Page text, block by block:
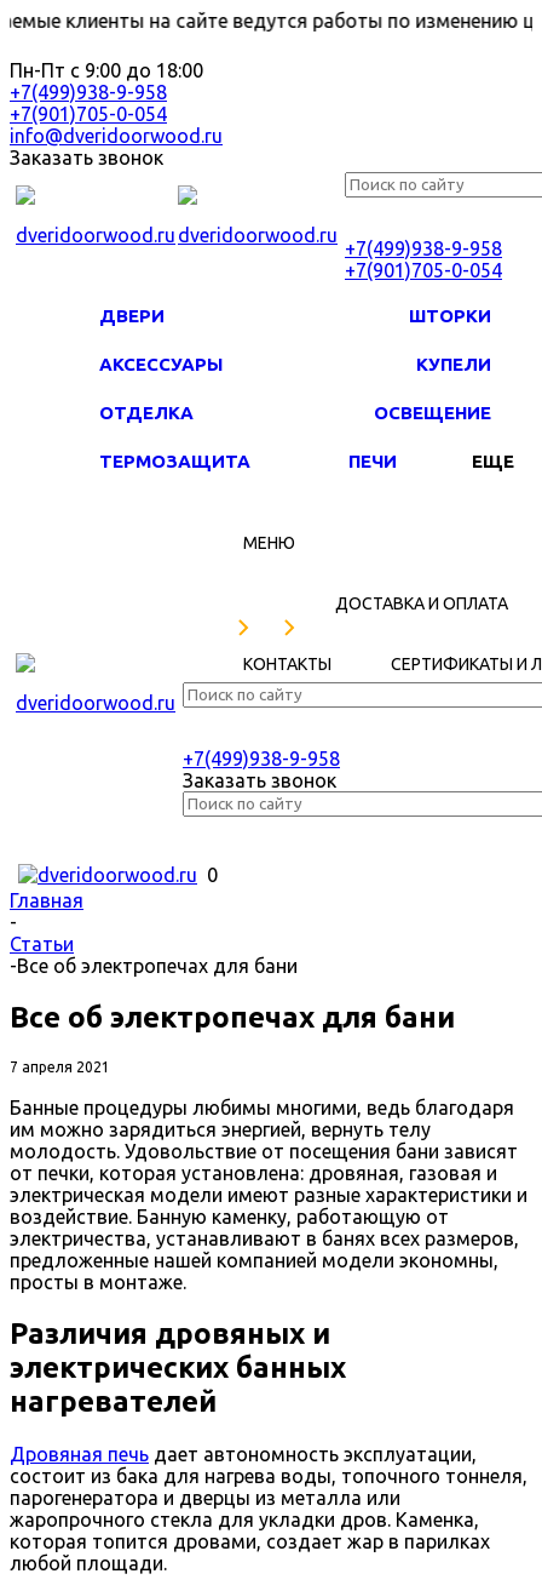
клиенты на сайте ведутся работы по изменению цен,
Пн-Пт с 9:00 до 18:00
+7(499)938-9-958
+7(901)705-0-054
info@dveridoorwood.ru
Заказать звонок
+7(499)938-9-958
+7(901)705-0-054
ДВЕРИ ШТОРКИ
АКСЕССУАРЫ КУПЕЛИ
ОТДЕЛКА ОСВЕЩЕНИЕ
ТЕРМОЗАЩИТА ПЕЧИ ЕЩЕ
МЕНЮ
ДОСТАВКА И ОПЛАТА
КОНТАКТЫ СЕРТИФИКАТЫ И
+7(499)938-9-958
Заказать звонок
0
Главная
-
Статьи
-Все об электропечах для бани
Все об электропечах для бани
7 апреля 2021
Банные процедуры любимы многими, ведь благодаря
им можно зарядиться энергией, вернуть телу
молодость. Удовольствие от посещения бани зависят
от печки, которая установлена: дровяная, газовая и
электрическая модели имеют разные характеристики и
воздействие. Банную каменку, работающую от
электричества, устанавливают в банях всех размеров,
предложенные нашей компанией модели экономны,
просты в монтаже.
Различия дровяных и
электрических банных
нагревателей
Дровяная печь дает автономность эксплуатации,
состоит из бака для нагрева воды, топочного тоннеля,
парогенератора и дверцы из металла или
жаропрочного стекла для укладки дров. Каменка,
которая топится дровами, создает жар в парилках
любой площади.